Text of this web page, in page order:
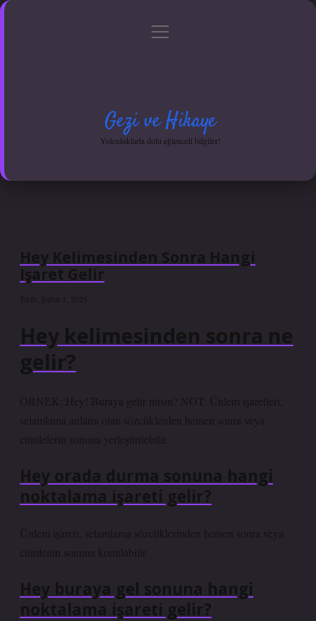
Gizlilik Politikası
menüyü
Gezi ve Hikaye
Yolculuklarla dolu eğlenceli bilgiler!
Hey Kelimesinden Sonra Hangi
Işaret Gelir
Tarih: Şubat 1, 2025
Hey kelimesinden sonra ne
gelir?
ÖRNEK::Hey! Buraya gelir misin? NOT: Ünlem işaretleri,
selamlama anlamı olan sözcüklerden hemen sonra veya
cümlelerin sonuna yerleştirilebilir.
Hey orada durma sonuna hangi
noktalama işareti gelir?
Ünlem işareti, selamlama sözcüklerinden hemen sonra veya
cümlenin sonuna konulabilir.
Hey buraya gel sonuna hangi
noktalama işareti gelir?